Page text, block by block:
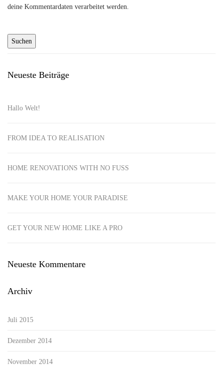
deine Kommentardaten verarbeitet werden.
Neueste Beiträge
Hallo Welt!
FROM IDEA TO REALISATION
HOME RENOVATIONS WITH NO FUSS
MAKE YOUR HOME YOUR PARADISE
GET YOUR NEW HOME LIKE A PRO
Neueste Kommentare
Archiv
Juli 2015
Dezember 2014
November 2014